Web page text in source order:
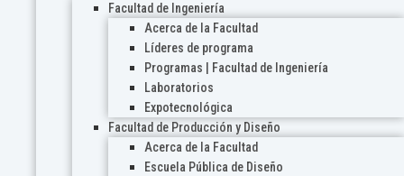
Facultad de Ingeniería
Acerca de la Facultad
Líderes de programa
Programas | Facultad de Ingeniería
Laboratorios
Expotecnológica
Facultad de Producción y Diseño
Acerca de la Facultad
Escuela Pública de Diseño